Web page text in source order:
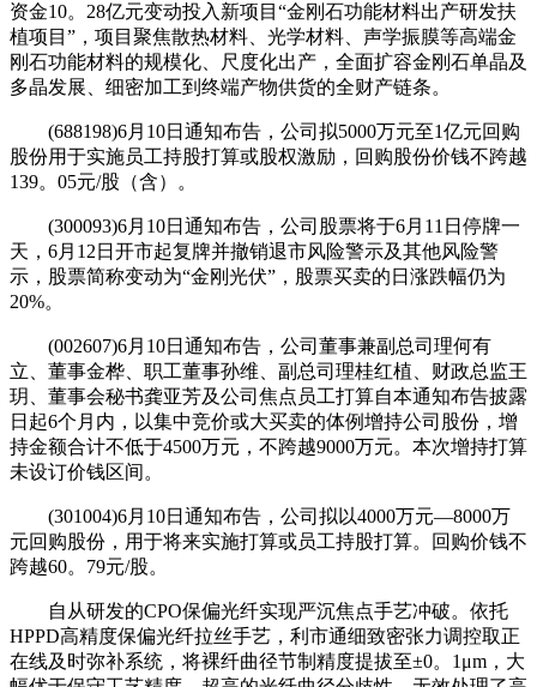
资金10。28亿元变动投入新项目“金刚石功能材料出产研发扶
植项目”，项目聚焦散热材料、光学材料、声学振膜等高端金
刚石功能材料的规模化、尺度化出产，全面扩容金刚石单晶及
多晶发展、细密加工到终端产物供货的全财产链条。
(688198)6月10日通知布告，公司拟5000万元至1亿元回购
股份用于实施员工持股打算或股权激励，回购股份价钱不跨越
139。05元/股（含）。
(300093)6月10日通知布告，公司股票将于6月11日停牌一
天，6月12日开市起复牌并撤销退市风险警示及其他风险警
示，股票简称变动为“金刚光伏”，股票买卖的日涨跌幅仍为
20%。
(002607)6月10日通知布告，公司董事兼副总司理何有
立、董事金桦、职工董事孙维、副总司理桂红植、财政总监王
玥、董事会秘书龚亚芳及公司焦点员工打算自本通知布告披露
日起6个月内，以集中竞价或大买卖的体例增持公司股份，增
持金额合计不低于4500万元，不跨越9000万元。本次增持打算
未设订价钱区间。
(301004)6月10日通知布告，公司拟以4000万元—8000万
元回购股份，用于将来实施打算或员工持股打算。回购价钱不
跨越60。79元/股。
自从研发的CPO保偏光纤实现严沉焦点手艺冲破。依托
HPPD高精度保偏光纤拉丝手艺，利市通细致密张力调控取正
在线及时弥补系统，将裸纤曲径节制精度提拔至±0。1μm，大